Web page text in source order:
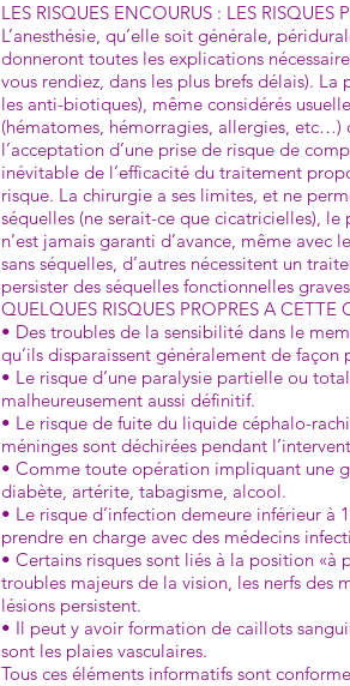
LES RISQUES ENCOURUS : LES
L’anesthésie, qu’elle soit générale,
donneront toutes les explications
vous rendiez, dans les plus brefs délais).
les anti-biotiques), même considérés
(hématomes, hémorragies, allergies, etc…)
l’acceptation d’une prise de risque de
inévitable de l’efficacité du traitement
risque. La chirurgie a ses limites, et ne
séquelles (ne serait-ce que cicatricielles),
n’est jamais garanti d’avance, même
sans séquelles, d’autres nécessitent un
persister des séquelles fonctionnelles
QUELQUES RISQUES PROPRES A CETTE
• Des troubles de la sensibilité dans le
qu’ils disparaissent généralement de façon
• Le risque d’une paralysie partielle ou
malheureusement aussi définitif.
• Le risque de fuite du liquide céphalo-
méninges sont déchirées pendant
• Comme toute opération impliquant une
diabète, artérite, tabagisme, alcool.
• Le risque d’infection demeure inférieur à
prendre en charge avec des médecins
• Certains risques sont liés à la position
troubles majeurs de la vision, les nerfs des
lésions persistent.
• Il peut y avoir formation de caillots
sont les plaies vasculaires.
Tous ces éléments informatifs sont